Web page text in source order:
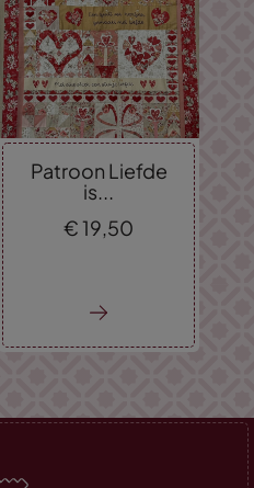
Patroon Liefde
is...
€19, 50